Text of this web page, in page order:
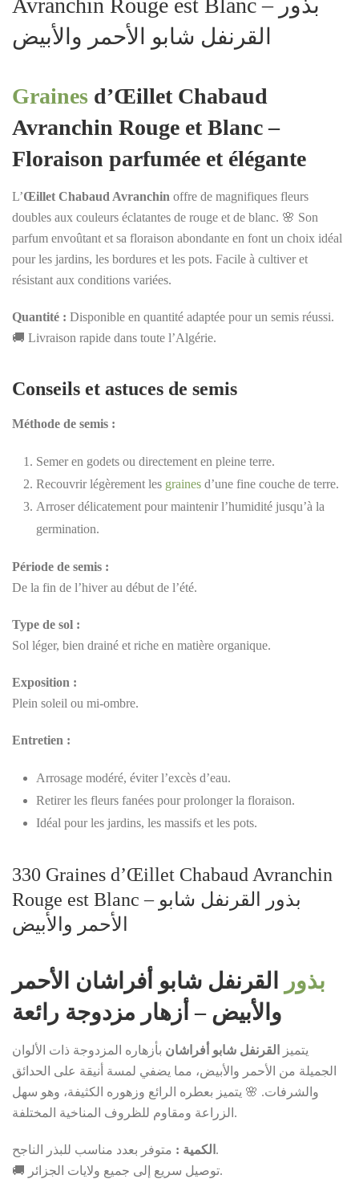
Avranchin Rouge est Blanc – بذور
القرنفل شابو الأحمر والأبيض
Graines d’Œillet Chabaud
Avranchin Rouge et Blanc –
Floraison parfumée et élégante
L’Œillet Chabaud Avranchin offre de magnifiques fleurs
doubles aux couleurs éclatantes de rouge et de blanc. 🌸 Son
parfum envoûtant et sa floraison abondante en font un choix idéal
pour les jardins, les bordures et les pots. Facile à cultiver et
résistant aux conditions variées.
Quantité : Disponible en quantité adaptée pour un semis réussi.
🚚 Livraison rapide dans toute l’Algérie.
Conseils et astuces de semis
Méthode de semis :
Semer en godets ou directement en pleine terre.
Recouvrir légèrement les graines d’une fine couche de terre.
Arroser délicatement pour maintenir l’humidité jusqu’à la
germination.
Période de semis :
De la fin de l’hiver au début de l’été.
Type de sol :
Sol léger, bien drainé et riche en matière organique.
Exposition :
Plein soleil ou mi-ombre.
Entretien :
Arrosage modéré, éviter l’excès d’eau.
Retirer les fleurs fanées pour prolonger la floraison.
Idéal pour les jardins, les massifs et les pots.
330 Graines d’Œillet Chabaud Avranchin
Rouge est Blanc – بذور القرنفل شابو
الأحمر والأبيض
بذور
القرنفل شابو أفراشان الأحمر
والأبيض – أزهار مزدوجة رائعة
يتميز القرنفل شابو أفراشان بأزهاره المزدوجة ذات الألوان
الجميلة من الأحمر والأبيض، مما يضفي لمسة أنيقة على الحدائق
والشرفات. 🌸 يتميز بعطره الرائع وزهوره الكثيفة، وهو سهل
الزراعة ومقاوم للظروف المناخية المختلفة.
الكمية : متوفر بعدد مناسب للبذر الناجح.
🚚 توصيل سريع إلى جميع ولايات الجزائر.